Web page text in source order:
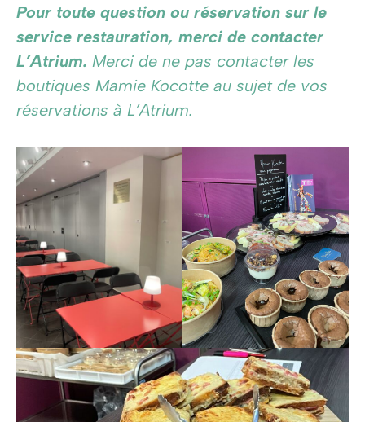
Pour toute question ou réservation sur le
service restauration, merci de contacter
L’Atrium. Merci de ne pas contacter les
boutiques Mamie Kocotte au sujet de vos
réservations à L’Atrium.